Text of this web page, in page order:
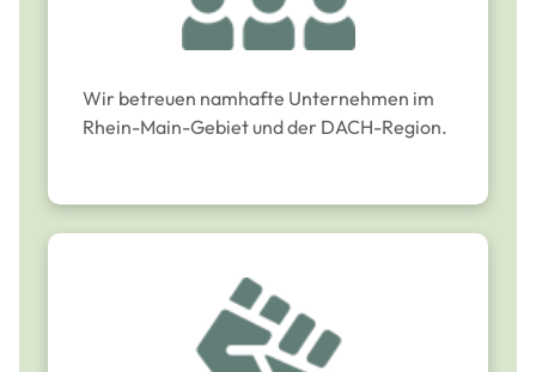
Wir betreuen namhafte Unternehmen im
Rhein-Main-Gebiet und der DACH-Region.